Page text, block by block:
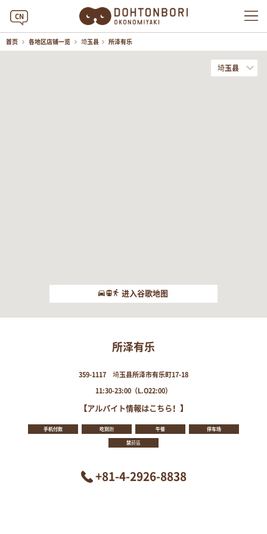
CN
首页 各地区店铺一览 埼玉县 所泽有乐
埼玉县
进入谷歌地图
所泽有乐
359-1117 埼玉县所泽市有乐町17-18
11:30-23:00（L.O22:00）
【アルバイト情報はこちら！】
手机付款 吃到飽 午餐 停车场
禁菸區
+81-4-2926-8838